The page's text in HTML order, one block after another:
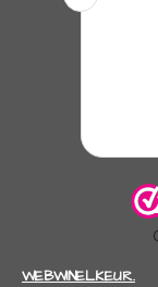
WEBWINELKEUR.